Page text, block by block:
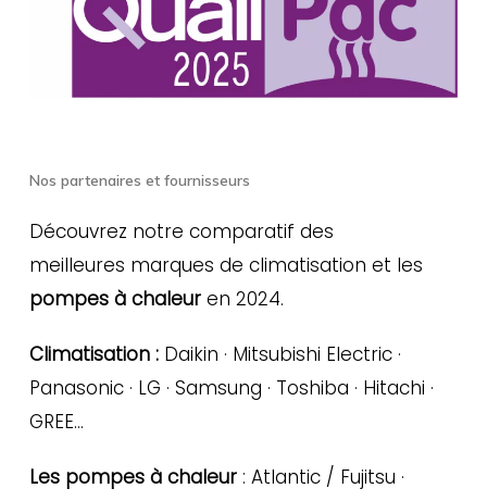
Nos partenaires et fournisseurs
Découvrez notre comparatif des
meilleures marques de climatisation et les
pompes à chaleur en 2024.
Climatisation :Daikin · Mitsubishi Electric ·
Panasonic · LG · Samsung · Toshiba · Hitachi ·
GREE…
Les pompes à chaleur: Atlantic / Fujitsu ·